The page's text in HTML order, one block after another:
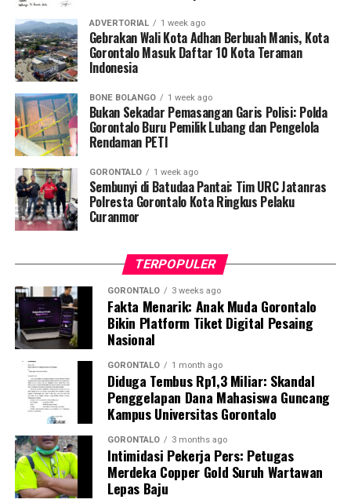
edukator kesehatan masyarakat.
Penyuluhan difokuskan pada pemahaman mekanisme
penularan, pengenalan gejala awal, pentingnya
hingga tuntas, serta pengikisan stigma negatif terhadap
penyintas TBC di lingkungan warga.
“Literasi kesehatan warga adalah fondasi utama dalam
memutus rantai penularan TBC. Kami berupaya
menyampaikan edukasi yang persuasif dan mudah
dipahami agar warga tidak ragu melakukan pemeriksaan
apabila mengalami gejala batuk berkepanjangan,”
Selain skrining TBC, mahasiswa turut mendampingi
nakes Puskesmas Talaga Jaya dalam memberikan
pelayanan Cek Kesehatan Gratis (CKG), meliputi
pengukuran tekanan darah, cek kadar gula darah, dan
penapisan faktor risiko penyakit tidak menular (PTM)
sebagai upaya promotif-preventif.
Perwakilan DPL KKN-PK, Dr. dr. Vivien Novarina A.
Kasim, M.Kes., menegaskan bahwa keterlibatan
mahasiswa merupakan bentuk perwujudan Tri Dharma
Perguruan Tinggi dalam mengawal transformasi
layanan kesehatan primer.
ADVERTORIAL 1 week ago
Gebrakan Wali Kota Adhan Berbuah Manis, Kota
Gorontalo Masuk Daftar 10 Kota Teraman
Indonesia
BONE BOLANGO 1 week ago
Bukan Sekadar Pemasangan Garis Polisi: Polda
Gorontalo Buru Pemilik Lubang dan Pengelola
Rendaman PETI
GORONTALO 1 week ago
Sembunyi di Batudaa Pantai: Tim URC Jatanras
Polresta Gorontalo Kota Ringkus Pelaku
Curanmor
TERPOPULER
GORONTALO 3 weeks ago
Fakta Menarik: Anak Muda Gorontalo
Bikin Platform Tiket Digital Pesaing
Nasional
GORONTALO 1 month ago
Diduga Tembus Rp1,3 Miliar: Skandal
Penggelapan Dana Mahasiswa Guncang
Kampus Universitas Gorontalo
GORONTALO 3 months ago
Intimidasi Pekerja Pers: Petugas
Merdeka Copper Gold Suruh Wartawan
Lepas Baju